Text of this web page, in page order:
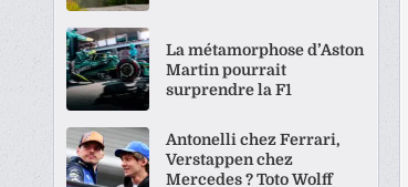
La métamorphose d’Aston
Martin pourrait
surprendre la F1
Antonelli chez Ferrari,
Verstappen chez
Mercedes ? Toto Wolff